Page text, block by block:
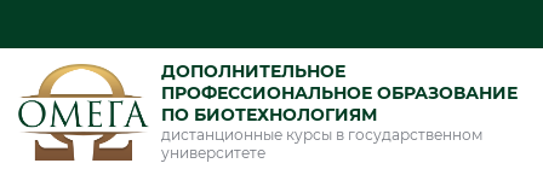
ДОПОЛНИТЕЛЬНОЕ
ПРОФЕССИОНАЛЬНОЕ ОБРАЗОВАНИЕ
ПО БИОТЕХНОЛОГИЯМ
дистанционные курсы в государственном
университете